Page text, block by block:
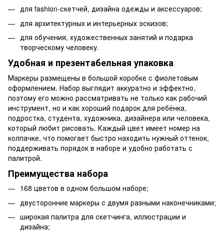
для fashion-скетчей, дизайна одежды и аксессуаров;
для архитектурных и интерьерных эскизов;
для обучения, художественных занятий и подарка
творческому человеку.
Удобная и презентабельная упаковка
Маркеры размещены в большой коробке с фиолетовым
оформлением. Набор выглядит аккуратно и эффектно,
поэтому его можно рассматривать не только как рабочий
инструмент, но и как хороший подарок для ребёнка,
подростка, студента, художника, дизайнера или человека,
который любит рисовать. Каждый цвет имеет номер на
колпачке, что помогает быстро находить нужный оттенок,
поддерживать порядок в наборе и удобно работать с
палитрой.
Преимущества набора
168 цветов в одном большом наборе;
двусторонние маркеры с двумя разными наконечниками;
широкая палитра для скетчинга, иллюстрации и
дизайна;